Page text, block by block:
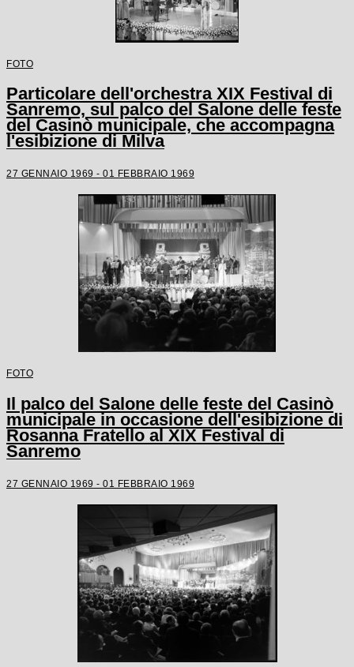
FOTO
Particolare dell'orchestra XIX Festival di
Sanremo, sul palco del Salone delle feste
del Casinò municipale, che accompagna
l'esibizione di Milva
27 GENNAIO 1969 - 01 FEBBRAIO 1969
FOTO
Il palco del Salone delle feste del Casinò
municipale in occasione dell'esibizione di
Rosanna Fratello al XIX Festival di
Sanremo
27 GENNAIO 1969 - 01 FEBBRAIO 1969